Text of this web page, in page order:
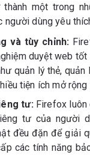
thành một trong
người dùng yêu
và tùy chỉnh:
duyệt web tốt
quản lý thẻ, quản
tiện ích mở
tư:Firefox luôn
tư của người
đều đặn để giải
các tính năng